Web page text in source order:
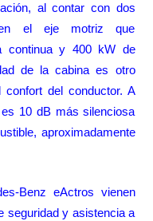
al contar con dos
en el eje motriz que
continua y 400 kW de
de la cabina es otro
del conductor. A
10 dB más silenciosa
aproximadamente
Benz eActros vienen
seguridad y asistencia a